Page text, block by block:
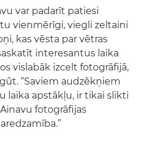
var padarīt patiesi
vienmērīgi, viegli zeltaini
kas vēsta par vētras
interesantus laika
vislabāk izcelt fotogrāfijā,
“Saviem audzēkņiem
laika apstākļu, ir tikai slikti
fotogrāfijas